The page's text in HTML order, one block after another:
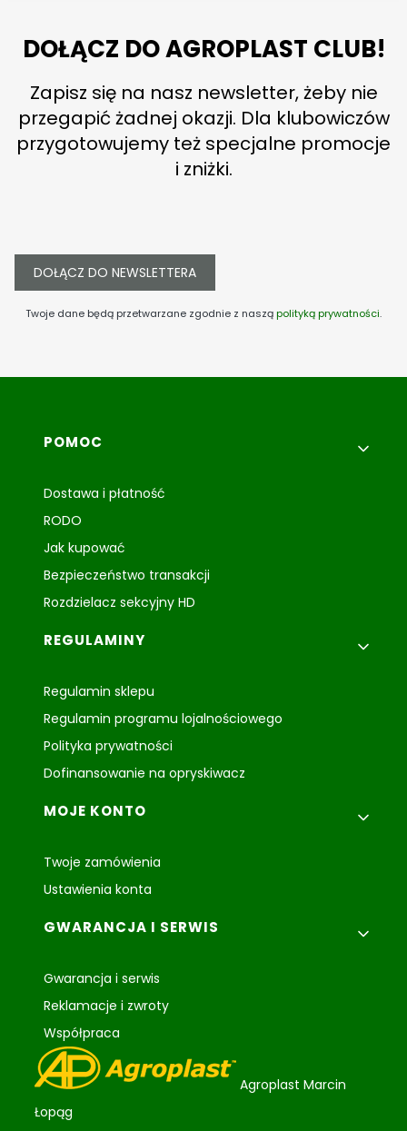
DOŁĄCZ DO AGROPLAST CLUB!
Zapisz się na nasz newsletter, żeby nie
przegapić żadnej okazji. Dla klubowiczów
przygotowujemy też specjalne promocje
i zniżki.
DOŁĄCZ DO NEWSLETTERA
Twoje dane będą przetwarzane zgodnie z nasząpolityką prywatności.
Linki w stopce
POMOC
Dostawa i płatność
RODO
Jak kupować
Bezpieczeństwo transakcji
Rozdzielacz sekcyjny HD
REGULAMINY
Regulamin sklepu
Regulamin programu lojalnościowego
Polityka prywatności
Dofinansowanie na opryskiwacz
MOJE KONTO
Twoje zamówienia
Ustawienia konta
GWARANCJA I SERWIS
Gwarancja i serwis
Reklamacje i zwroty
Współpraca
Agroplast Marcin
Łopąg